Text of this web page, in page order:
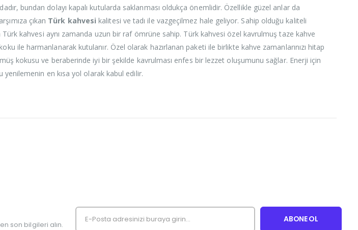
bundan dolayı kapalı kutularda saklanması oldukça önemlidir. Özellikle güzel anlar da
çıkan Türk kahvesi kalitesi ve tadı ile vazgeçilmez hale geliyor. Sahip olduğu kaliteli
kahvesi aynı zamanda uzun bir raf ömrüne sahip. Türk kahvesi özel kavrulmuş taze kahve
ile harmanlanarak kutulanır. Özel olarak hazırlanan paketi ile birlikte kahve zamanlarınızı hitap
kokusu ve beraberinde iyi bir şekilde kavrulması enfes bir lezzet oluşumunu sağlar. Enerji için
en kısa yol olarak kabul edilir.
son bilgileri alın.